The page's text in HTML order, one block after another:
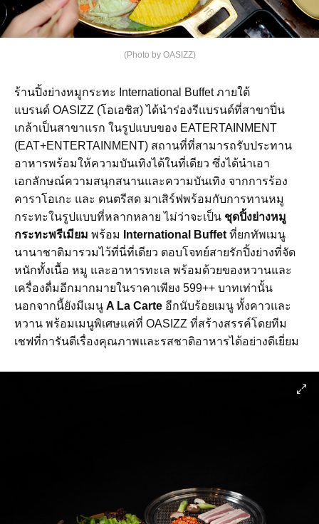
(Photo by OASIZZ)
ร้านปิ้งย่างหมูกระทะ International Buffet ภายใต้
แบรนด์ OASIZZ (โอเอซิส) ได้นำร่องรีแบรนด์ที่สาขาปิ่น
เกล้าเป็นสาขาแรก ในรูปแบบของ EATERTAINMENT
(EAT+ENTERTAINMENT) สถานที่ที่สามารถรับประทาน
อาหารพร้อมให้ความบันเทิงได้ในที่เดียว ซึ่งได้นำเอา
เอกลักษณ์ความสนุกสนานและความบันเทิง จากการร้อง
คาราโอเกะ และ ดนตรีสด มาเสิร์ฟพร้อมกับการทานหมู
กระทะในรูปแบบที่หลากหลาย ไม่ว่าจะเป็น ชุดปิ้งย่างหมู
กระทะพรีเมียม พร้อม International Buffet ที่ยกทัพเมนู
นานาชาติมารวมไว้ที่นี่ที่เดียว ตอบโจทย์สายรักปิ้งย่างที่จัด
หนักทั้งเนื้อ หมู และอาหารทะเล พร้อมด้วยของหวานและ
เครื่องดื่มอีกมากมายในราคาเพียง 599++ บาทเท่านั้น
นอกจากนี้ยังมีเมนู A La Carte อีกนับร้อยเมนู ทั้งคาวและ
หวาน พร้อมเมนูพิเศษแค่ที่ OASIZZ ที่สร้างสรรค์โดยทีม
เชฟที่การันตีเรื่องคุณภาพและรสชาติอาหารได้อย่างดีเยี่ยม